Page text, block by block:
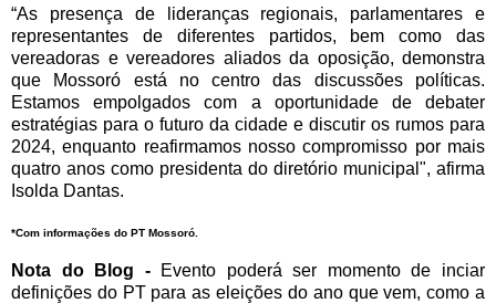
“As presença de lideranças regionais, parlamentares e
representantes de diferentes partidos, bem como das
vereadoras e vereadores aliados da oposição, demonstra
que Mossoró está no centro das discussões políticas.
Estamos empolgados com a oportunidade de debater
estratégias para o futuro da cidade e discutir os rumos para
2024, enquanto reafirmamos nosso compromisso por mais
quatro anos como presidenta do diretório municipal", afirma
Isolda Dantas.
*Com informações do PT Mossoró.
Nota do Blog -Evento poderá ser momento de inciar
definições do PT para as eleições do ano que vem, como a